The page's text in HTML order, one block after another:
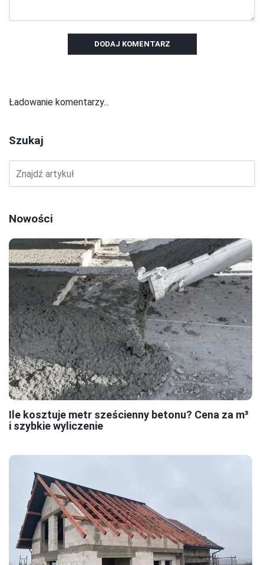
DODAJ KOMENTARZ
Ładowanie komentarzy...
Szukaj
Nowości
Ile kosztuje metr sześcienny betonu? Cena za m³
i szybkie wyliczenie